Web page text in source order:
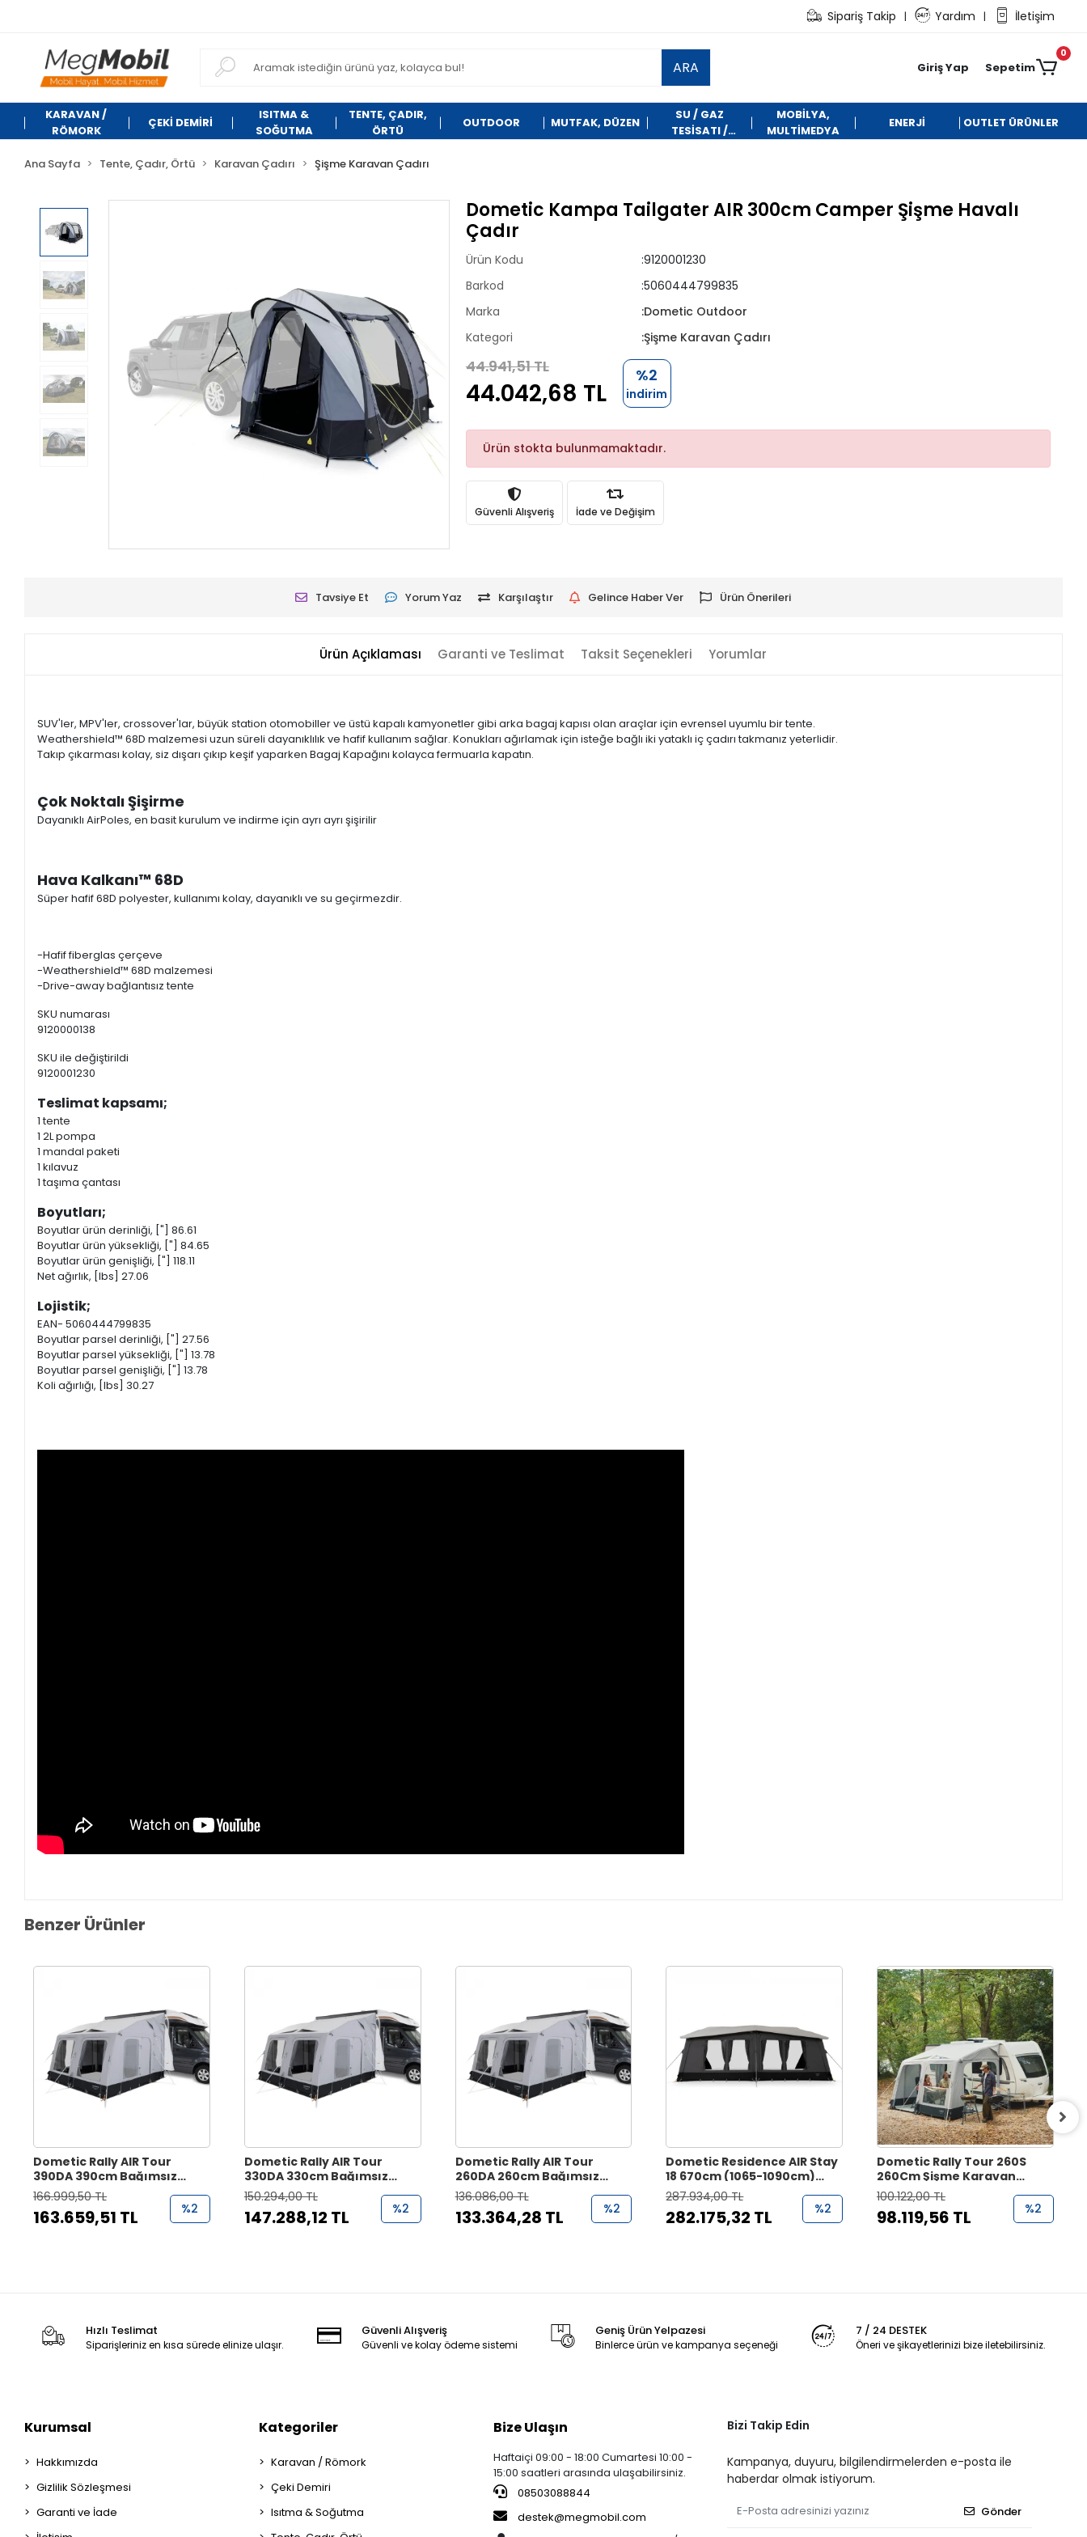
Sipariş Takip | Yardım | İletişim
ARA Giriş Yap Sepetim
0
KARAVAN /
RÖMORK
ÇEKİ DEMİRİ
ISITMA &
SOĞUTMA
TENTE, ÇADIR,
ÖRTÜ
OUTDOOR MUTFAK, DÜZEN
SU / GAZ
TESİSATI /
MOBİLYA,
MULTİMEDYA
ENERJİ OUTLET ÜRÜNLER
Ana Sayfa Tente, Çadır, Örtü Karavan Çadırı Şişme Karavan Çadırı
Dometic Kampa Tailgater AIR 300cm Camper Şişme Havalı
Çadır
Ürün Kodu
:9120001230
Barkod
:5060444799835
Marka
:Dometic Outdoor
Kategori
:Şişme Karavan Çadırı
44.941,51 TL
44.042,68 TL
%2
indirim
Ürün stokta bulunmamaktadır.
Güvenli Alışveriş İade ve Değişim
Tavsiye Et Yorum Yaz Karşılaştır Gelince Haber Ver Ürün Önerileri
Ürün Açıklaması Garanti ve Teslimat Taksit Seçenekleri Yorumlar
SUV'ler, MPV'ler, crossover'lar, büyük station otomobiller ve üstü kapalı kamyonetler gibi arka bagaj kapısı olan araçlar için evrensel uyumlu bir tente.
Weathershield™ 68D malzemesi uzun süreli dayanıklılık ve hafif kullanım sağlar. Konukları ağırlamak için isteğe bağlı iki yataklı iç çadırı takmanız yeterlidir.
Takıp çıkarması kolay, siz dışarı çıkıp keşif yaparken Bagaj Kapağını kolayca fermuarla kapatın.
Çok Noktalı Şişirme
Dayanıklı AirPoles, en basit kurulum ve indirme için ayrı ayrı şişirilir
Hava Kalkanı™ 68D
Süper hafif 68D polyester, kullanımı kolay, dayanıklı ve su geçirmezdir.
-Hafif fiberglas çerçeve
-Weathershield™ 68D malzemesi
-Drive-away bağlantısız tente
SKU numarası
9120000138
SKU ile değiştirildi
9120001230
Teslimat kapsamı;
1 tente
1 2L pompa
1 mandal paketi
1 kılavuz
1 taşıma çantası
Boyutları;
Boyutlar ürün derinliği, ["] 86.61
Boyutlar ürün yüksekliği, ["] 84.65
Boyutlar ürün genişliği, ["] 118.11
Net ağırlık, [lbs] 27.06
Lojistik;
EAN- 5060444799835
Boyutlar parsel derinliği, ["] 27.56
Boyutlar parsel yüksekliği, ["] 13.78
Boyutlar parsel genişliği, ["] 13.78
Koli ağırlığı, [lbs] 30.27
Benzer Ürünler
Dometic Rally AIR Tour
390DA 390cm Bağımsız
Şişme Çekme ve
MotoKaravan Çadırı (Drive
Away)
166.999,50 TL
163.659,51 TL %2
Dometic Rally AIR Tour
330DA 330cm Bağımsız
Şişme Çekme ve
MotoKaravan Çadırı (Drive
Away)
150.294,00 TL
147.288,12 TL %2
Dometic Rally AIR Tour
260DA 260cm Bağımsız
Şişme Çekme ve
MotoKaravan Çadırı (Drive
Away)
136.086,00 TL
133.364,28 TL %2
Dometic Residence AIR Stay
18 670cm (1065-1090cm)
Tam Kapama Şişme
Karavan Çadırı
287.934,00 TL
282.175,32 TL %2
Dometic Rally Tour 260S
260Cm Şişme Karavan
Çadırı
100.122,00 TL
98.119,56 TL %2
Hızlı Teslimat
Siparişleriniz en kısa sürede elinize ulaşır.
Güvenli Alışveriş
Güvenli ve kolay ödeme sistemi
Geniş Ürün Yelpazesi
Binlerce ürün ve kampanya seçeneği
7 / 24 DESTEK
Öneri ve şikayetlerinizi bize iletebilirsiniz.
Kurumsal
Hakkımızda
Gizlilik Sözleşmesi
Garanti ve İade
Kategoriler
Karavan / Römork
Çeki Demiri
Isıtma & Soğutma
Bize Ulaşın
Haftaiçi 09:00 - 18:00 Cumartesi 10:00 -
15:00 saatleri arasında ulaşabilirsiniz.
08503088844
destek@megmobil.com
Bizi Takip Edin
Kampanya, duyuru, bilgilendirmelerden e-posta ile
haberdar olmak istiyorum.
Gönder